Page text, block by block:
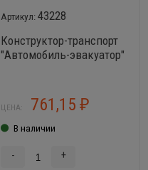
43228
Конструктор-транспорт
"Автомобиль-эвакуатор"
ЦЕНА: 761,15 ₽
В наличии
- +